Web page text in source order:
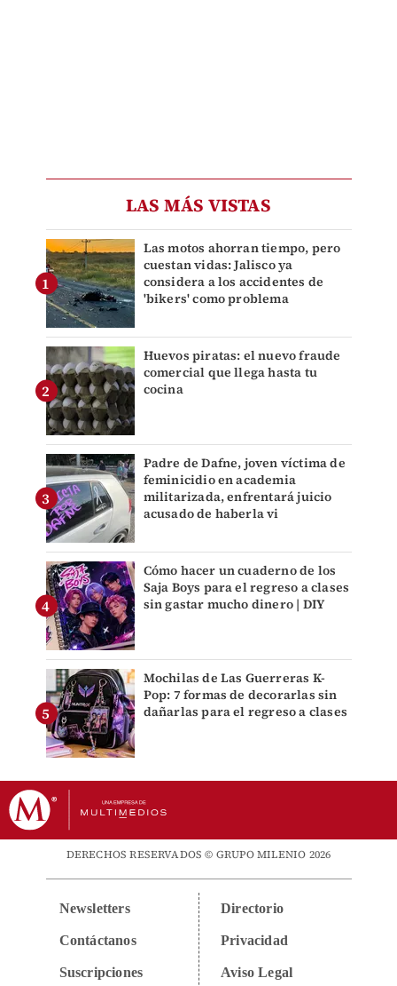
LAS MÁS VISTAS
Las motos ahorran tiempo, pero
cuestan vidas: Jalisco ya
considera a los accidentes de
'bikers' como problema
Huevos piratas: el nuevo fraude
comercial que llega hasta tu
cocina
Padre de Dafne, joven víctima de
feminicidio en academia
militarizada, enfrentará juicio
acusado de haberla vi
Cómo hacer un cuaderno de los
Saja Boys para el regreso a clases
sin gastar mucho dinero | DIY
Mochilas de Las Guerreras K-
Pop: 7 formas de decorarlas sin
dañarlas para el regreso a clases
DERECHOS RESERVADOS © GRUPO MILENIO 2026
Newsletters
Contáctanos
Suscripciones
Directorio
Privacidad
Aviso Legal